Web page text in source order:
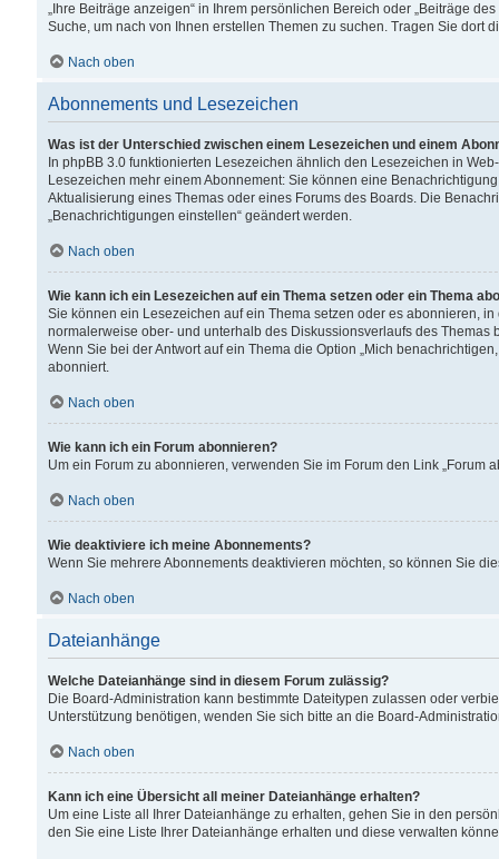
„Ihre Beiträge anzeigen“ in Ihrem persönlichen Bereich oder „Beiträge
Suche, um nach von Ihnen erstellen Themen zu suchen. Tragen Sie dort
Nach oben
Abonnements und Lesezeichen
Was ist der Unterschied zwischen einem Lesezeichen und einem
In phpBB 3.0 funktionierten Lesezeichen ähnlich den Lesezeichen in
Lesezeichen mehr einem Abonnement: Sie können eine
Aktualisierung eines Themas oder eines Forums des Boards. Die
„Benachrichtigungen einstellen“ geändert werden.
Nach oben
Wie kann ich ein Lesezeichen auf ein Thema setzen oder ein Thema
Sie können ein Lesezeichen auf ein Thema setzen oder es abonnieren,
normalerweise ober- und unterhalb des Diskussionsverlaufs des Themas
Wenn Sie bei der Antwort auf ein Thema die Option „Mich
abonniert.
Nach oben
Wie kann ich ein Forum abonnieren?
Um ein Forum zu abonnieren, verwenden Sie im Forum den Link „Forum
Nach oben
Wie deaktiviere ich meine Abonnements?
Wenn Sie mehrere Abonnements deaktivieren möchten, so können Sie
Nach oben
Dateianhänge
Welche Dateianhänge sind in diesem Forum zulässig?
Die Board-Administration kann bestimmte Dateitypen zulassen oder
Unterstützung benötigen, wenden Sie sich bitte an die Board-
Nach oben
Kann ich eine Übersicht all meiner Dateianhänge erhalten?
Um eine Liste all Ihrer Dateianhänge zu erhalten, gehen Sie in den
den Sie eine Liste Ihrer Dateianhänge erhalten und diese verwalten